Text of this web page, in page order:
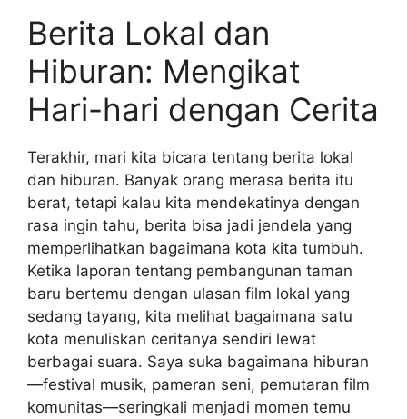
Berita Lokal dan
Hiburan: Mengikat
Hari-hari dengan Cerita
Terakhir, mari kita bicara tentang berita lokal
dan hiburan. Banyak orang merasa berita itu
berat, tetapi kalau kita mendekatinya dengan
rasa ingin tahu, berita bisa jadi jendela yang
memperlihatkan bagaimana kota kita tumbuh.
Ketika laporan tentang pembangunan taman
baru bertemu dengan ulasan film lokal yang
sedang tayang, kita melihat bagaimana satu
kota menuliskan ceritanya sendiri lewat
berbagai suara. Saya suka bagaimana hiburan
—festival musik, pameran seni, pemutaran film
komunitas—seringkali menjadi momen temu